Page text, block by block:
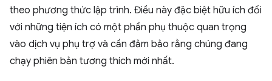
theo phương thức lập trình. Điều này đặc biệt hữu ích đối
với những tiện ích có một phần phụ thuộc quan trọng
vào dịch vụ phụ trợ và cần đảm bảo rằng chúng đang
chạy phiên bản tương thích mới nhất.